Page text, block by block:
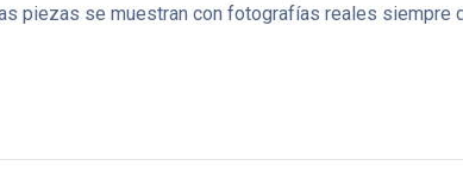
piezas se muestran con fotografías reales